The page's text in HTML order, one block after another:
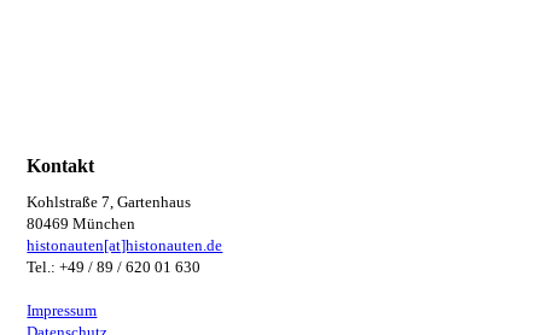
Kontakt
Kohlstraße 7, Gartenhaus
80469 München
histonauten[at]histonauten.de
Tel.: +49 / 89 / 620 01 630
Impressum